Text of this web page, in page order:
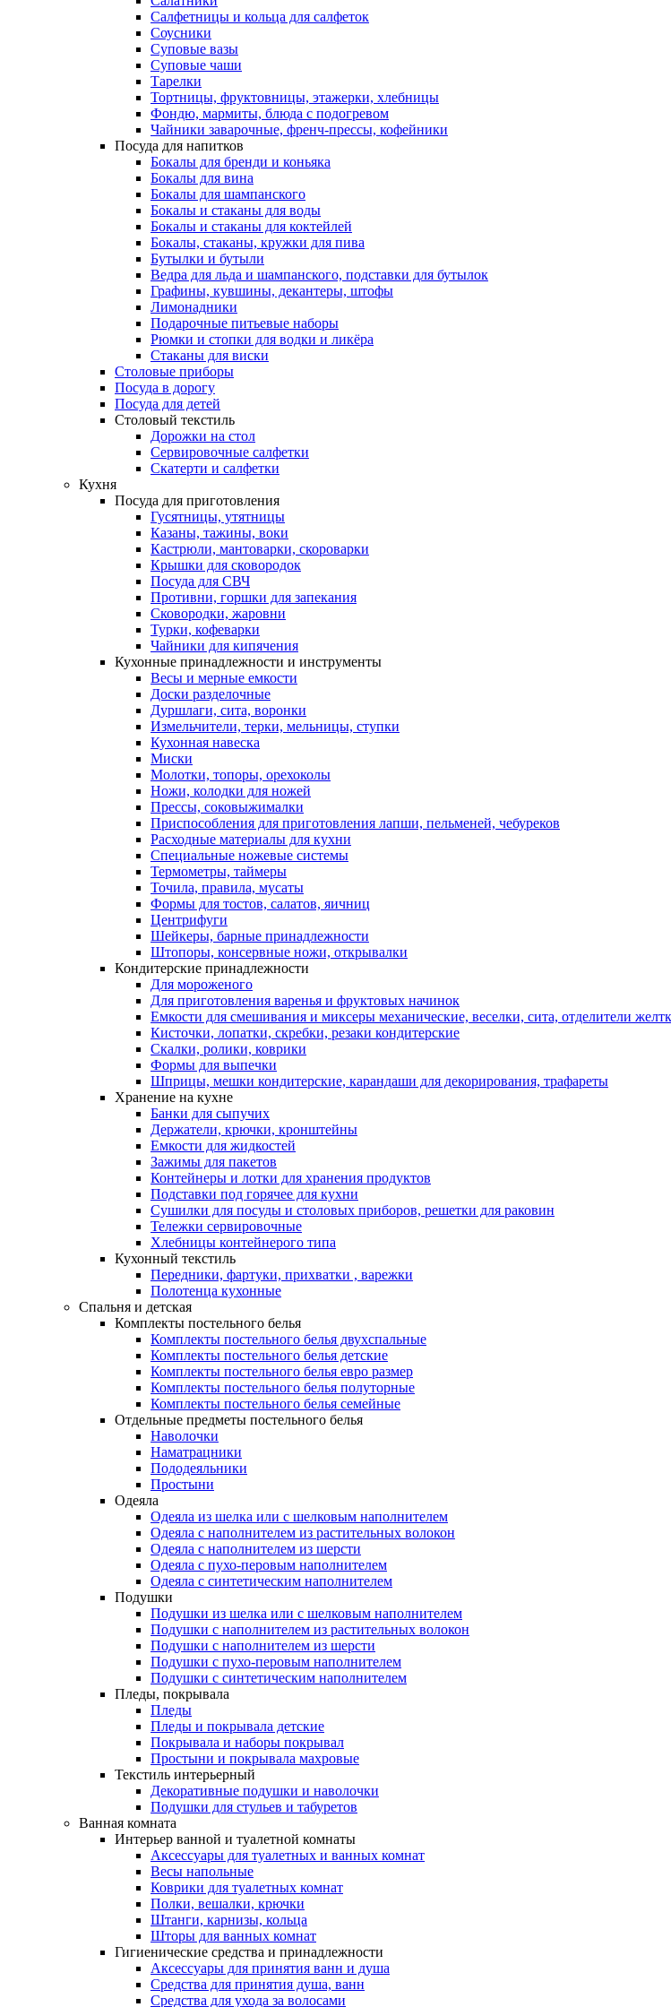
Салфетницы и кольца для салфеток
Соусники
Суповые вазы
Суповые чаши
Тарелки
Тортницы, фруктовницы, этажерки, хлебницы
Фондю, мармиты, блюда с подогревом
Чайники заварочные, френч-прессы, кофейники
Посуда для напитков
Бокалы для бренди и коньяка
Бокалы для вина
Бокалы для шампанского
Бокалы и стаканы для воды
Бокалы и стаканы для коктейлей
Бокалы, стаканы, кружки для пива
Бутылки и бутыли
Ведра для льда и шампанского, подставки для бутылок
Графины, кувшины, декантеры, штофы
Лимонадники
Подарочные питьевые наборы
Рюмки и стопки для водки и ликёра
Стаканы для виски
Столовые приборы
Посуда в дорогу
Посуда для детей
Столовый текстиль
Дорожки на стол
Сервировочные салфетки
Скатерти и салфетки
Кухня
Посуда для приготовления
Гусятницы, утятницы
Казаны, тажины, воки
Кастрюли, мантоварки, скороварки
Крышки для сковородок
Посуда для СВЧ
Противни, горшки для запекания
Сковородки, жаровни
Турки, кофеварки
Чайники для кипячения
Кухонные принадлежности и инструменты
Весы и мерные емкости
Доски разделочные
Дуршлаги, сита, воронки
Измельчители, терки, мельницы, ступки
Кухонная навеска
Миски
Молотки, топоры, орехоколы
Ножи, колодки для ножей
Прессы, соковыжималки
Приспособления для приготовления лапши, пельменей, чебуреков
Расходные материалы для кухни
Специальные ножевые системы
Термометры, таймеры
Точила, правила, мусаты
Формы для тостов, салатов, яичниц
Центрифуги
Шейкеры, барные принадлежности
Штопоры, консервные ножи, открывалки
Кондитерские принадлежности
Для мороженого
Для приготовления варенья и фруктовых начинок
Емкости для смешивания и миксеры механические, веселки, сита, отделители
Кисточки, лопатки, скребки, резаки кондитерские
Скалки, ролики, коврики
Формы для выпечки
Шприцы, мешки кондитерские, карандаши для декорирования, трафареты
Хранение на кухне
Банки для сыпучих
Держатели, крючки, кронштейны
Емкости для жидкостей
Зажимы для пакетов
Контейнеры и лотки для хранения продуктов
Подставки под горячее для кухни
Сушилки для посуды и столовых приборов, решетки для раковин
Тележки сервировочные
Хлебницы контейнерого типа
Кухонный текстиль
Передники, фартуки, прихватки , варежки
Полотенца кухонные
Спальня и детская
Комплекты постельного белья
Комплекты постельного белья двухспальные
Комплекты постельного белья детские
Комплекты постельного белья евро размер
Комплекты постельного белья полуторные
Комплекты постельного белья семейные
Отдельные предметы постельного белья
Наволочки
Наматрацники
Пододеяльники
Простыни
Одеяла
Одеяла из шелка или с шелковым наполнителем
Одеяла с наполнителем из растительных волокон
Одеяла с наполнителем из шерсти
Одеяла с пухо-перовым наполнителем
Одеяла с синтетическим наполнителем
Подушки
Подушки из шелка или с шелковым наполнителем
Подушки с наполнителем из растительных волокон
Подушки с наполнителем из шерсти
Подушки с пухо-перовым наполнителем
Подушки с синтетическим наполнителем
Пледы, покрывала
Пледы
Пледы и покрывала детские
Покрывала и наборы покрывал
Простыни и покрывала махровые
Текстиль интерьерный
Декоративные подушки и наволочки
Подушки для стульев и табуретов
Ванная комната
Интерьер ванной и туалетной комнаты
Аксессуары для туалетных и ванных комнат
Весы напольные
Коврики для туалетных комнат
Полки, вешалки, крючки
Штанги, карнизы, кольца
Шторы для ванных комнат
Гигиенические средства и принадлежности
Аксессуары для принятия ванн и душа
Средства для принятия душа, ванн
Средства для ухода за волосами